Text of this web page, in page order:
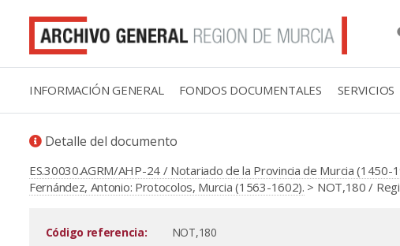
INFORMACIÓN GENERAL FONDOS DOCUMENTALES SERVICIOS
Detalle del documento
ES.30030.AGRM/AHP-24 / Notariado de la Provincia de Murcia (1450-
Fernández, Antonio: Protocolos, Murcia (1563-1602). > NOT,180 /
Código referencia:
NOT,180